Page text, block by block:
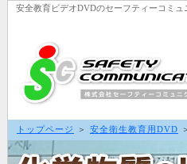
安全教育ビデオDVDのセーフティーコミュ
トップページ ＞ 安全衛生教育用DVD